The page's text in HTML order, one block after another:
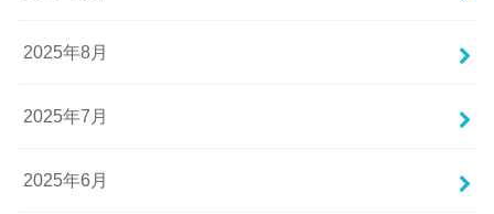
2025年8月
2025年7月
2025年6月